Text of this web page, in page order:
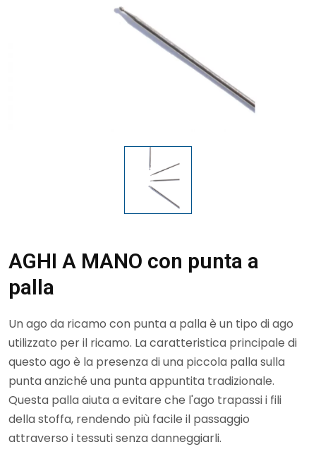
AGHI A MANO con punta a
palla
Un ago da ricamo con punta a palla è un tipo di ago
utilizzato per il ricamo. La caratteristica principale di
questo ago è la presenza di una piccola palla sulla
punta anziché una punta appuntita tradizionale.
Questa palla aiuta a evitare che l'ago trapassi i fili
della stoffa, rendendo più facile il passaggio
attraverso i tessuti senza danneggiarli.